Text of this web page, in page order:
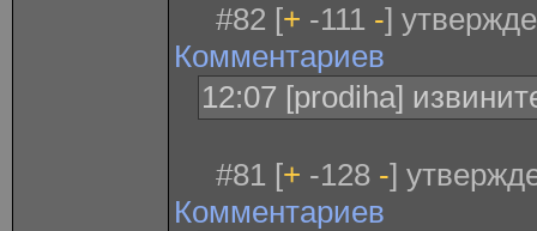
#82 [+ -111 -]
Комментариев
12:07 [prodiha]
#81 [+ -128 -]
Комментариев